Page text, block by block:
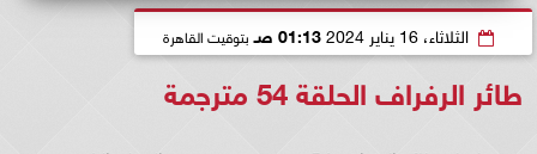
الثلاثاء، 16 يناير 2024 01:13 صـ بتوقيت القاهرة
طائر الرفراف الحلقة 54 مترجمة